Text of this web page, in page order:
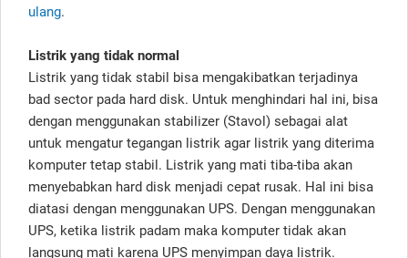
ulang.
Listrik yang tidak normal
Listrik yang tidak stabil bisa mengakibatkan terjadinya
bad sector pada hard disk. Untuk menghindari hal ini, bisa
dengan menggunakan stabilizer (Stavol) sebagai alat
untuk mengatur tegangan listrik agar listrik yang diterima
komputer tetap stabil. Listrik yang mati tiba-tiba akan
menyebabkan hard disk menjadi cepat rusak. Hal ini bisa
diatasi dengan menggunakan UPS. Dengan menggunakan
UPS, ketika listrik padam maka komputer tidak akan
langsung mati karena UPS menyimpan daya listrik.